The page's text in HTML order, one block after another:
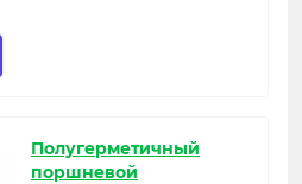
Полугерметичный
поршневой